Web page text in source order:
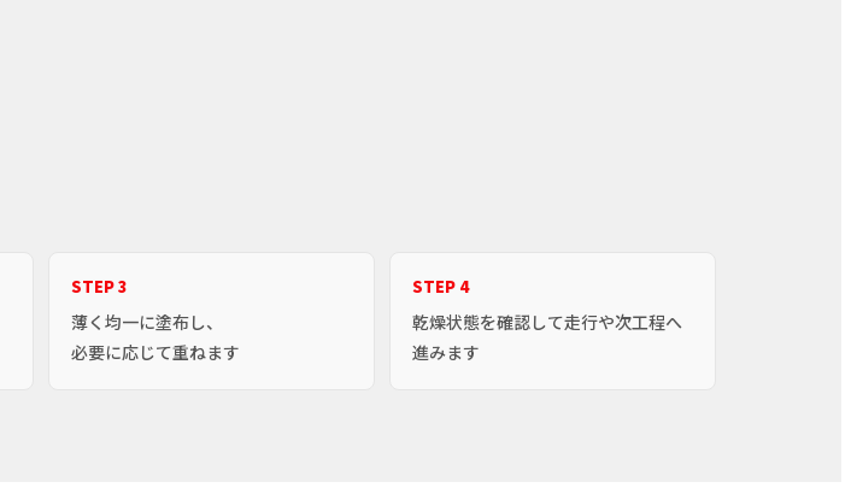
STEP 3
薄く均一に塗布し、
必要に応じて重ねます
STEP 4
乾燥状態を確認して走行や次工程へ
進みます